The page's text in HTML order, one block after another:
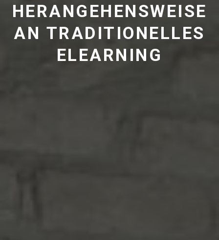
HERANGEHENSWEISE
AN TRADITIONELLES
ELEARNING